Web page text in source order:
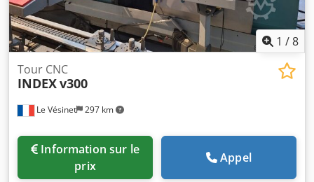
Csdezd Dyyepfx Agksrf
1 /8
Le Vésinet 297 km
Tour CNC
INDEXv300
prix
Appel